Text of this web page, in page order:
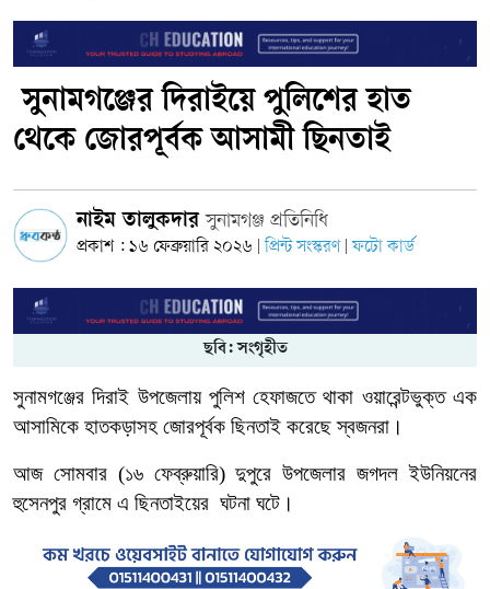
‎ সুনামগঞ্জের দিরাইয়ে পুলিশের হাত
থেকে জোরপূর্বক আসামী ছিনতাই
নাইম তালুকদারসুনামগঞ্জ প্রতিনিধি
প্রকাশ : ১৬ ফেব্রুয়ারি ২০২৬ প্রিন্ট সংস্করণ ফটো কার্ড
ছবি: সংগৃহীত
সুনামগঞ্জের দিরাই উপজেলায় পুলিশ হেফাজতে থাকা ওয়ারেন্টভুক্ত এক
আসামিকে হাতকড়াসহ জোরপূর্বক ছিনতাই করেছে স্বজনরা।
আজ সোমবার (১৬ ফেব্রুয়ারি) দুপুরে উপজেলার জগদল ইউনিয়নের
হুসেনপুর গ্রামে এ ছিনতাইয়ের ঘটনা ঘটে।